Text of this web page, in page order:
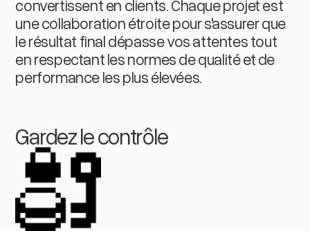
convertissent en clients. Chaque projet est
une collaboration étroite pour s'assurer que
le résultat final dépasse vos attentes tout
en respectant les normes de qualité et de
performance les plus élevées.
Gardez le contrôle